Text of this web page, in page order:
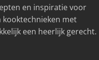
en inspiratie voor
kooktechnieken met
een heerlijk gerecht.